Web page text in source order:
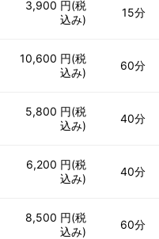
3,900 円(税
込み)
15分
10,600 円(税
込み)
60分
5,800 円(税
込み)
40分
6,200 円(税
込み)
40分
8,500 円(税
込み)
60分